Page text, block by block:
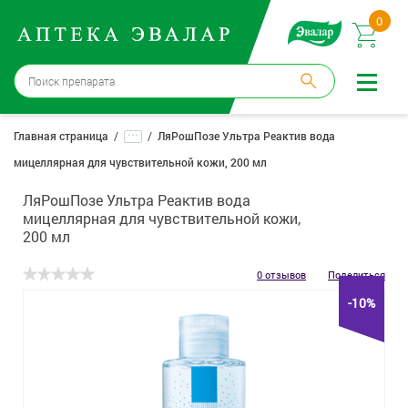
0
Москва→
12 аптек
Войти |
Регистрация
Доставка и оплата
Главная страница ...
ЛяРошПозе Ультра Реактив вода
мицеллярная для чувствительной кожи, 200 мл
ЛяРошПозе Ультра Реактив вода
мицеллярная для чувствительной кожи,
200 мл
0 отзывов Поделиться
-10%